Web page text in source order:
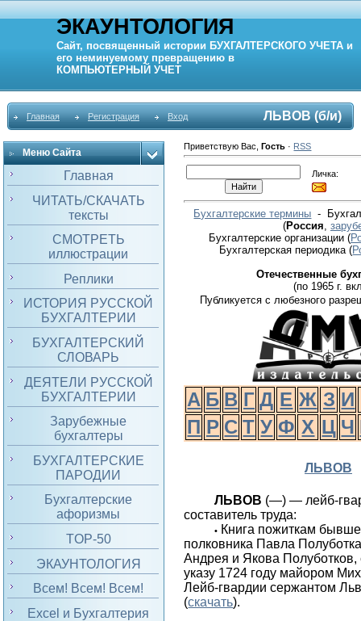
ЭКАУНТОЛОГИЯ
Сайт, посвященный истории БУХГАЛТЕРСКОГО УЧЕТА и
его неминуемому превращению в
КОМПЬЮТЕРНЫЙ УЧЕТ
Главная Регистрация Вход ЛЬВОВ (б/и)
Меню Сайта
Главная
ЧИТАТЬ/СКАЧАТЬ
тексты
СМОТРЕТЬ
иллюстрации
Реплики
ИСТОРИЯ РУССКОЙ
БУХГАЛТЕРИИ
БУХГАЛТЕРСКИЙ
СЛОВАРЬ
ДЕЯТЕЛИ РУССКОЙ
БУХГАЛТЕРИИ
Зарубежные
бухгалтеры
БУХГАЛТЕРСКИЕ
ПАРОДИИ
Бухгалтерские
афоризмы
TOP-50
ЭКАУНТОЛОГИЯ
Всем! Всем! Всем!
Excel и Бухгалтерия
Приветствую Вас ,Гость · RSS
Личка:
Бухгалтерские термины -
(Россия
Бухгалтерские организации (
Бухгалтерская периодика(
Отечественные
(по 1965 г.
Публикуется с любезного
А Б В Г Д Е Ж З И
П Р С Т У Ф Х Ц Ч
ЛЬВОВ
ЛЬВОВ (—) — лейб-
составитель труда:
• Книга пожиткам
полковника Павла
Андрея и Якова Полуботков,
указу 1724 году майором
Лейб-гвардии сержантом
(скачать).